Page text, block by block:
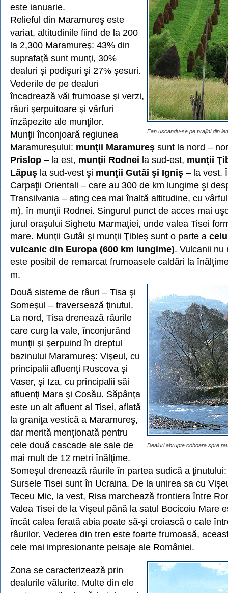
Fan uscandu-se pe prajini din
este ianuarie.
Relieful din Maramureş este
variat, altitudinile fiind de la 200
la 2,300 Maramureş: 43% din
suprafaţă sunt munţi, 30%
dealuri şi podişuri şi 27% şesuri.
Vederile de pe dealuri
încadrează văi frumoase şi verzi,
râuri şerpuitoare şi vârfuri
înzăpezite ale munţilor.
Munţii înconjoară regiunea
Maramureşului: munţii Maramureş sunt la nord –
Prislop – la est, munţii Rodnei la sud-est, munţii
Lăpuş la sud-vest şi munţii Gutâi şi Igniş – la vest.
Carpaţii Orientali – care au 300 de km lungime şi
Transilvania – ating cea mai înaltă altitudine, cu
m), în munţii Rodnei. Singurul punct de acces mai
jurul oraşului Sighetu Marmaţiei, unde valea Tisei
mare. Munţii Gutâi şi munţii Ţibleş sunt o parte a
vulcanic din Europa (600 km lungime). Vulcanii nu
este posibil de remarcat frumoasele caldări la
m.
Dealuri abrupte coboara spre
Două sisteme de râuri – Tisa şi
Someşul – traversează ţinutul.
La nord, Tisa drenează râurile
care curg la vale, înconjurând
munţii şi şerpuind în dreptul
bazinului Maramureş: Vişeul, cu
principalii afluenţi Ruscova şi
Vaser, şi Iza, cu principalii săi
afluenţi Mara şi Cosău. Săpânţa
este un alt afluent al Tisei, aflată
la graniţa vestică a Maramureş,
dar merită menţionată pentru
cele două cascade ale sale de
mai mult de 12 metri înălţime.
Someşul drenează râurile în partea sudică a
Sursele Tisei sunt în Ucraina. De la unirea sa cu
Teceu Mic, la vest, Risa marchează frontiera între
Valea Tisei de la Vişeul până la satul Bocicoiu Mare
încât calea ferată abia poate să-şi croiască o cale
râurilor. Vederea din tren este foarte frumoasă,
cele mai impresionante peisaje ale României.
Zona se caracterizează prin
dealurile vălurite. Multe din ele